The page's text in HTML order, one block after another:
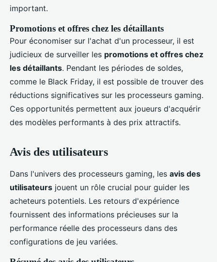
important.
Promotions et offres chez les détaillants
Pour économiser sur l'achat d'un processeur, il est
judicieux de surveiller les promotions et offres chez
les détaillants. Pendant les périodes de soldes,
comme le Black Friday, il est possible de trouver des
réductions significatives sur les processeurs gaming.
Ces opportunités permettent aux joueurs d'acquérir
des modèles performants à des prix attractifs.
Avis des utilisateurs
Dans l'univers des processeurs gaming, les avis des
utilisateurs jouent un rôle crucial pour guider les
acheteurs potentiels. Les retours d'expérience
fournissent des informations précieuses sur la
performance réelle des processeurs dans des
configurations de jeu variées.